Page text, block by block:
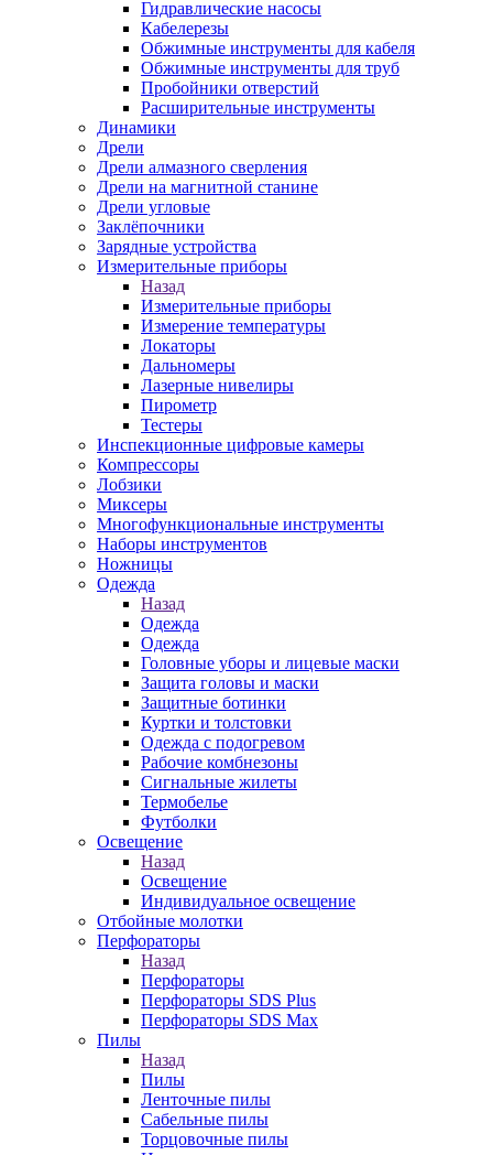
Гидравлические насосы
Кабелерезы
Обжимные инструменты для кабеля
Обжимные инструменты для труб
Пробойники отверстий
Расширительные инструменты
Динамики
Дрели
Дрели алмазного сверления
Дрели на магнитной станине
Дрели угловые
Заклёпочники
Зарядные устройства
Измерительные приборы
Назад
Измерительные приборы
Измерение температуры
Локаторы
Дальномеры
Лазерные нивелиры
Пирометр
Тестеры
Инспекционные цифровые камеры
Компрессоры
Лобзики
Миксеры
Многофункциональные инструменты
Наборы инструментов
Ножницы
Одежда
Назад
Одежда
Одежда
Головные уборы и лицевые маски
Защита головы и маски
Защитные ботинки
Куртки и толстовки
Одежда с подогревом
Рабочие комбнезоны
Сигнальные жилеты
Термобелье
Футболки
Освещение
Назад
Освещение
Индивидуальное освещение
Отбойные молотки
Перфораторы
Назад
Перфораторы
Перфораторы SDS Plus
Перфораторы SDS Max
Пилы
Назад
Пилы
Ленточные пилы
Сабельные пилы
Торцовочные пилы